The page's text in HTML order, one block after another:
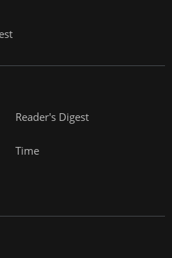
Reader's Digest
Time